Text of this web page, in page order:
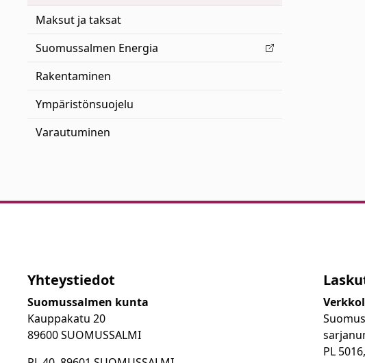
Maksut ja taksat
Suomussalmen Energia
Rakentaminen
Ympäristönsuojelu
Varautuminen
Yhteystiedot
Suomussalmen kunta
Kauppakatu 20
89600 SUOMUSSALMI
PL